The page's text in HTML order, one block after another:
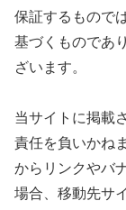
保証するもので
基づくものであ
ざいます。
当サイトに掲載
責任を負いかね
からリンクやバ
場合、移動先サ